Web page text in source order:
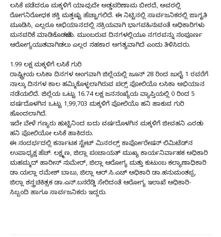
ಲಸಿಕೆ ಪಡೆದರೂ ಮಕ್ಕಳಿಗೆ ಯಾವುದೇ ಅಡ್ಡಪರಿಣಾಮ ಬೀರದೆ, ಅವರಲ್ಲಿ
ರೋಗನಿರೋಧಕ ಶಕ್ತಿ ಮತ್ತಷ್ಟು ಹೆಚ್ಚಾಗಲಿದೆ. ಈ ನಿಟ್ಟಿನಲ್ಲಿ ಸಾರ್ವಜನಿಕರಲ್ಲಿ ಜಾಗೃತಿ
ಮೂಡಿಸಿ, ಎಲ್ಲರೂ ಅಭಿಯಾನದಲ್ಲಿ ಸಕ್ರಿಯವಾಗಿ ಭಾಗವಹಿಸುವಂತೆ ಅಧಿಕಾರಿಗಳು
ಮನವರಿಕೆ ಮಾಡಿಕೊಡಬೇಕು. ಮುಂಬರುವ ದಿನಗಳಲ್ಲಿಯೂ ನಗರವನ್ನು ಸಂಪೂರ್ಣ
ಆರೋಗ್ಯಯುತವಾಗಿಡಲು ಎಲ್ಲರ ಸಹಕಾರ ಅಗತ್ಯವಾಗಿದೆ ಎಂದು ತಿಳಿಸಿದರು.
1.99 ಲಕ್ಷ ಮಕ್ಕಳಿಗೆ ಲಸಿಕೆ ಗುರಿ
ರಾಷ್ಟ್ರೀಯ ಲಸಿಕಾ ದಿನಗಳ ಅಂಗವಾಗಿ ಜಿಲ್ಲೆಯಲ್ಲಿ ಜೂನ್ 28 ರಿಂದ ಜುಲೈ 1 ರವರೆಗೆ
ನಾಲ್ಕು ದಿನಗಳ ಕಾಲ ಹಮ್ಮಿಕೊಳ್ಳಲಾಗಿರುವ ಪಲ್ಸ್ ಪೋಲಿಯೊ ಲಸಿಕಾ ಅಭಿಯಾನ
ನಡೆಯಲಿದೆ. ಜಿಲ್ಲೆಯ ಒಟ್ಟು 16.74 ಲಕ್ಷ ಜನಸಂಖ್ಯೆಯ ವ್ಯಾಪ್ತಿಯಲ್ಲಿ 0 ರಿಂದ 5
ವರ್ಷದೊಳಗಿನ ಒಟ್ಟು 1,99,703 ಮಕ್ಕಳಿಗೆ ಪೋಲಿಯೊ ಹನಿ ಹಾಕುವ ಗುರಿ
ಹೊಂದಲಾಗಿದೆ.
ಇದೇ ವೇಳೆ ಗಣ್ಯರು ಹುಟ್ಟಿನಿಂದ ಐದು ವರ್ಷದೊಳಗಿನ ಮಕ್ಕಳಿಗೆ ಜೀವಹನಿ ಎರಡು
ಹನಿ ಪೋಲಿಯೋ ಲಸಿಕೆ ಹಾಕಿದರು.
ಈ ಸಂದರ್ಭದಲ್ಲಿ ಕರ್ನಾಟಕ ಸ್ಟೇಟ್ ಮಿನರಲ್ಸ್ ಕಾರ್ಪೋರೇಷನ್ ಲಿಮಿಟೆಡ್‌ನ
ಉಪಾಧ್ಯಕ್ಷ ಹೆಚ್. ಲಕ್ಷ್ಮಣ, ಜಿಲ್ಲಾ ಪಂಚಾಯತ್ ಮುಖ್ಯ ಕಾರ್ಯನಿರ್ವಾಹಕ ಅಧಿಕಾರಿ
ಮಹಮ್ಮದ್ ಹಾರೀಸ್ ಸುಮೇರ್, ಜಿಲ್ಲಾ ಆರೋಗ್ಯ ಮತ್ತು ಕುಟುಂಬ ಕಲ್ಯಾಣಾಧಿಕಾರಿ
ಡಾ.ಯಲ್ಲಾ ರಮೇಶ್ ಬಾಬು, ಜಿಲ್ಲಾ ಆರ್.ಸಿ.ಎಚ್ ಅಧಿಕಾರಿ ಡಾ.ಹನುಮಂತಪ್ಪ,
ಜಿಲ್ಲಾ ಶಸ್ತ್ರಚಿಕಿತ್ಸಕ ಡಾ.ಎನ್.ಬಸರೆಡ್ಡಿ ಸೇರಿದಂತೆ ಆರೋಗ್ಯ ಇಲಾಖೆ ಅಧಿಕಾರಿ-
ಸಿಬ್ಬಂದಿ ಹಾಗೂ ಸಾರ್ವಜನಿಕರು ಇದ್ದರು.